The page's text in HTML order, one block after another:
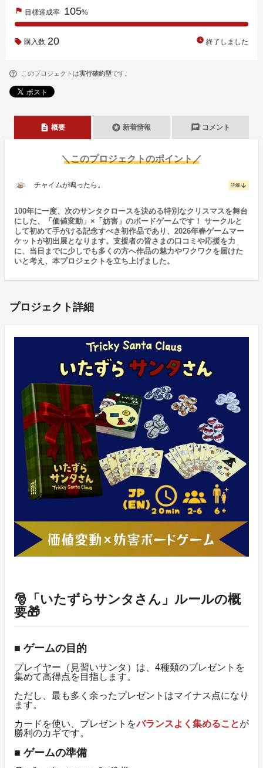
flag 目標達成率 105%
購入数 20 watch_later 終了しました
このプロジェクトは実行確約型です。
description 概要 stars 新着情報 chat コメント
＼このプロジェクトのポイント／
チャイムが鳴ったら。 詳細 arrow_downward
100年に一度、次のサンタクロースを決める特別なクリスマスを舞台
にした、「価値変動」×「妨害」のボードゲームです！ サークルと
して初めて手がける記念すべき初作品であり、2026年春ゲームマー
ケットが初出展となります。支援者の皆さまの口コミや応援を力
に、当日までに少しでも多くの方へ作品の魅力やワクワクを届けた
いと考え、本プロジェクトを立ち上げました。
プロジェクト詳細
🎅「いたずらサンタさん」ルールの概
要🎁
■ ゲームの目的
プレイヤー（見習いサンタ）は、4種類のプレゼントを
集めて高得点を目指します。
ただし、最も多く余ったプレゼントはマイナス点になり
ます。
カードを使い、プレゼントをバランスよく集めることが
勝利のカギです。
■ ゲームの準備